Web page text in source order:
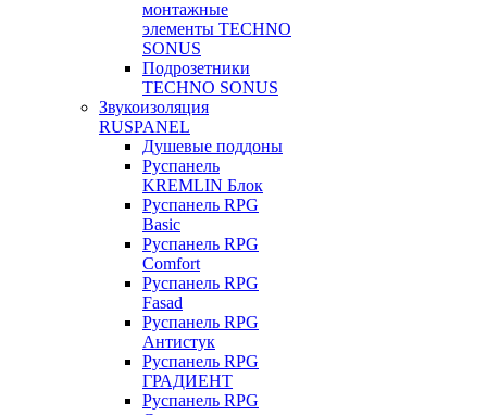
монтажные
элементы TECHNO
SONUS
Подрозетники
TECHNO SONUS
Звукоизоляция
RUSPANEL
Душевые поддоны
Руспанель
KREMLIN Блок
Руспанель RPG
Basic
Руспанель RPG
Comfort
Руспанель RPG
Fasad
Руспанель RPG
Антистук
Руспанель RPG
ГРАДИЕНТ
Руспанель RPG